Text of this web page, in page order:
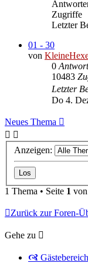
Zugriffe
Letzter
01 - 30
von
0
10483
Letzter
Do 4.
Neues Thema
Anzeigen:
1 Thema • Seite 1 von
Zurück zur Foren-
Gehe zu
🙧